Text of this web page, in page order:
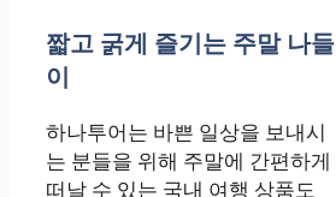
짧고 굵게 즐기는 주말 나들
이
하나투어는 바쁜 일상을 보내시
는 분들을 위해 주말에 간편하게
떠날 수 있는 국내 여행 상품도